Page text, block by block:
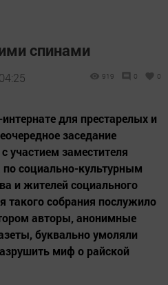
спинами
919 0 0
для престарелых и
заседание
участием заместителя
социально-культурным
и жителей социального
собрания послужило
авторы, анонимные
буквально умоляли
миф о райской